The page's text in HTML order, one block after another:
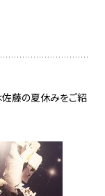
佐藤の夏休みをご紹